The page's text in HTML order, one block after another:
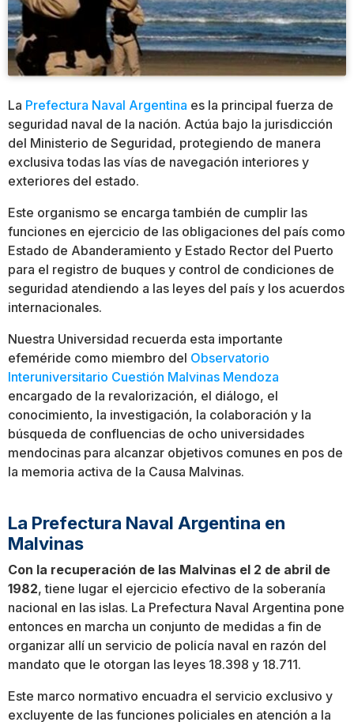
La Prefectura Naval Argentina es la principal fuerza de
seguridad naval de la nación. Actúa bajo la jurisdicción
del Ministerio de Seguridad, protegiendo de manera
exclusiva todas las vías de navegación interiores y
exteriores del estado.
Este organismo se encarga también de cumplir las
funciones en ejercicio de las obligaciones del país como
Estado de Abanderamiento y Estado Rector del Puerto
para el registro de buques y control de condiciones de
seguridad atendiendo a las leyes del país y los acuerdos
internacionales.
Nuestra Universidad recuerda esta importante
efeméride como miembro del Observatorio
Interuniversitario Cuestión Malvinas Mendoza
encargado de la revalorización, el diálogo, el
conocimiento, la investigación, la colaboración y la
búsqueda de confluencias de ocho universidades
mendocinas para alcanzar objetivos comunes en pos de
la memoria activa de la Causa Malvinas.
La Prefectura Naval Argentina en
Malvinas
Con la recuperación de las Malvinas el 2 de abril de
1982, tiene lugar el ejercicio efectivo de la soberanía
nacional en las islas. La Prefectura Naval Argentina pone
entonces en marcha un conjunto de medidas a fin de
organizar allí un servicio de policía naval en razón del
mandato que le otorgan las leyes 18.398 y 18.711.
Este marco normativo encuadra el servicio exclusivo y
excluyente de las funciones policiales en atención a la